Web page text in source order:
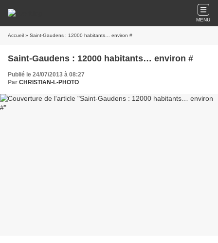
MENU
Accueil » Saint-Gaudens : 12000 habitants… environ #
Saint-Gaudens : 12000 habitants… environ #
Publié le 24/07/2013 à 08:27
Par CHRISTIAN•L•PHOTO